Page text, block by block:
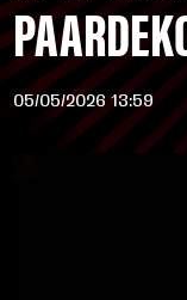
05/05/2026 13:59